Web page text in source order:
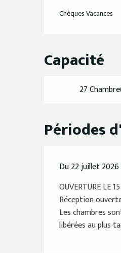
Chèques Vacances
Capacité
27
Périodes
Du 22 juillet
OUVERTURE LE
Réception
Les chambres
libérées au plus